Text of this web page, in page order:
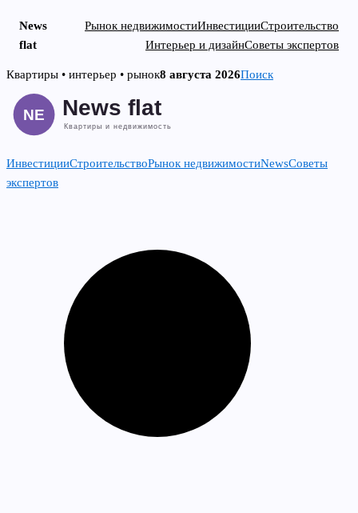
News
flat
Рынок недвижимостиИнвестицииСтроительство
Интерьер и дизайнСоветы экспертов
Skip
content
Квартиры • интерьер • рынок8 августа 2026Поиск
ИнвестицииСтроительствоРынок недвижимостиNewsСоветы
экспертов